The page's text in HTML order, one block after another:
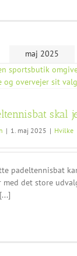
maj 2025
skal
| 1. maj 2025 | Hvilke
padeltennisbat
det store